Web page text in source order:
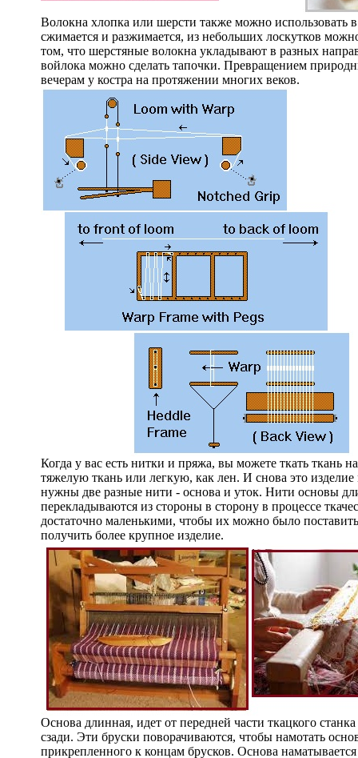
Волокна хлопка или шерсти также можно использовать
сжимается и разжимается, из небольших лоскутков
том, что шерстяные волокна укладывают в разных
войлока можно сделать тапочки. Превращением
вечерам у костра на протяжении многих веков.
Когда у вас есть нитки и пряжа, вы можете ткать
тяжелую ткань или легкую, как лен. И снова это
нужны две разные нити - основа и уток. Нити основы
перекладываются из стороны в сторону в процессе
достаточно маленькими, чтобы их можно было
получить более крупное изделие.
Основа длинная, идет от передней части ткацкого
сзади. Эти бруски поворачиваются, чтобы намотать
прикрепленного к концам брусков. Основа